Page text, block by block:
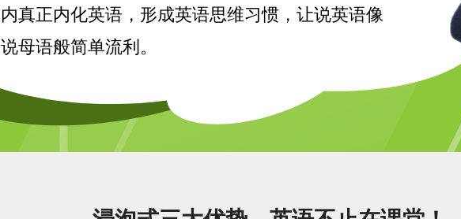
内真正内化英语，形成英语思维习惯，让说英语像
说母语般简单流利。